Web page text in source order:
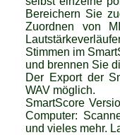
Bereichern Sie
Zuordnen von
Stimmen im
und brennen Sie
Der Export der
WAV möglich.
SmartScore
Computer:
und vieles mehr.